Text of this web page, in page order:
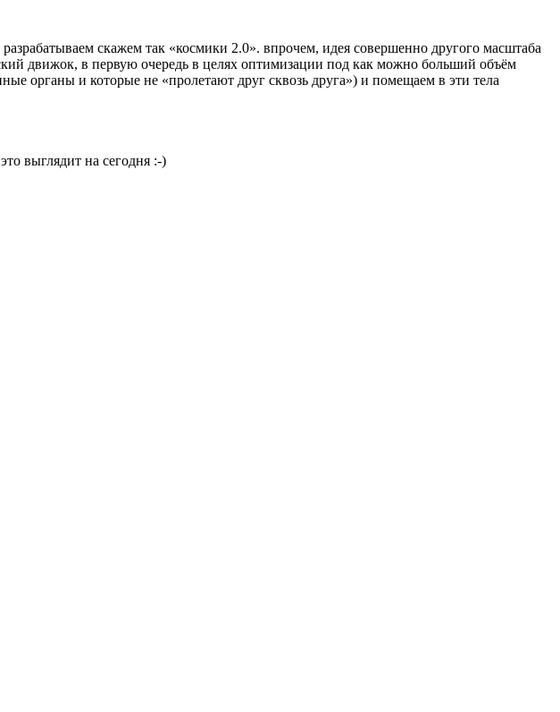
скажем так «космики 2.0». впрочем, идея совершенно другого масштаба
движок, в первую очередь в целях оптимизации под как можно больший объём
органы и которые не «пролетают друг сквозь друга») и помещаем в эти тела
выглядит на сегодня :-)